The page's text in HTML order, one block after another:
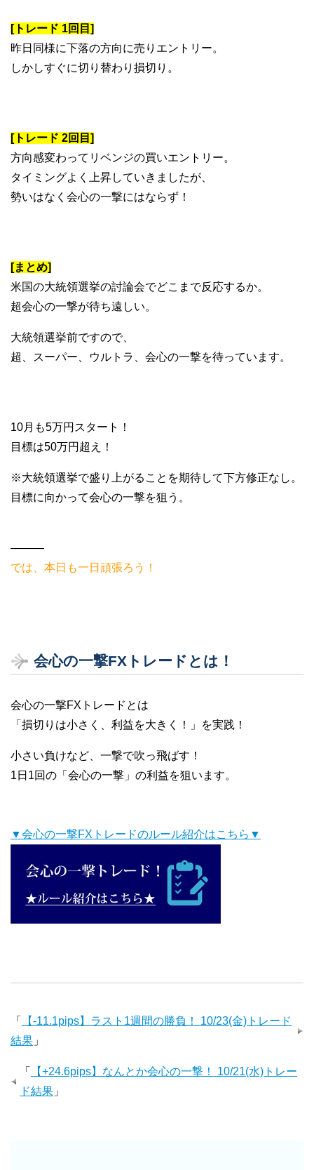
[トレード 1回目]
昨日同様に下落の方向に売りエントリー。
しかしすぐに切り替わり損切り。
[トレード 2回目]
方向感変わってリベンジの買いエントリー。
タイミングよく上昇していきましたが、
勢いはなく会心の一撃にはならず！
[まとめ]
米国の大統領選挙の討論会でどこまで反応するか。
超会心の一撃が待ち遠しい。
大統領選挙前ですので、
超、スーパー、ウルトラ、会心の一撃を待っています。
10月も5万円スタート！
目標は50万円超え！
※大統領選挙で盛り上がることを期待して下方修正なし。
目標に向かって会心の一撃を狙う。
———
では、本日も一日頑張ろう！
会心の一撃FXトレードとは！
会心の一撃FXトレードとは
「損切りは小さく、利益を大きく！」を実践！
小さい負けなど、一撃で吹っ飛ばす！
1日1回の「会心の一撃」の利益を狙います。
▼会心の一撃FXトレードのルール紹介はこちら▼
「
【-11.1pips】ラスト1週間の勝負！ 10/23(金)トレード
結果 」
「
【+24.6pips】なんとか会心の一撃！ 10/21(水)トレー
ド結果 」